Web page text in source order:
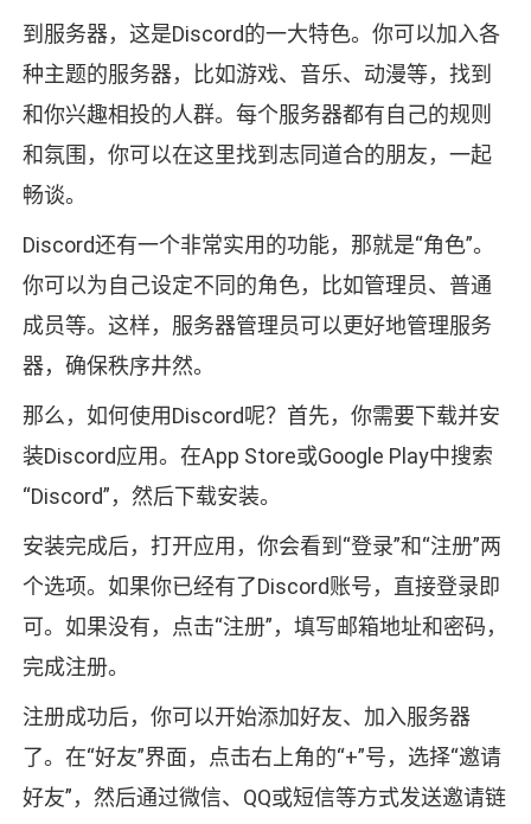
到服务器，这是Discord的一大特色。你可以加入各
种主题的服务器，比如游戏、音乐、动漫等，找到
和你兴趣相投的人群。每个服务器都有自己的规则
和氛围，你可以在这里找到志同道合的朋友，一起
畅谈。
Discord还有一个非常实用的功能，那就是“角色”。
你可以为自己设定不同的角色，比如管理员、普通
成员等。这样，服务器管理员可以更好地管理服务
器，确保秩序井然。
那么，如何使用Discord呢？首先，你需要下载并安
装Discord应用。在App Store或Google Play中搜索
“Discord”，然后下载安装。
安装完成后，打开应用，你会看到“登录”和“注册”两
个选项。如果你已经有了Discord账号，直接登录即
可。如果没有，点击“注册”，填写邮箱地址和密码，
完成注册。
注册成功后，你可以开始添加好友、加入服务器
了。在“好友”界面，点击右上角的“+”号，选择“邀请
好友”，然后通过微信、QQ或短信等方式发送邀请链